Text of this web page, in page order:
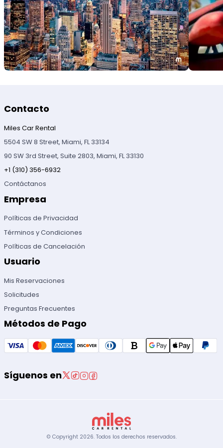
Contacto
Miles Car Rental
5504 SW 8 Street, Miami, FL 33134
90 SW 3rd Street, Suite 2803, Miami, FL 33130
+1 (310) 356-6932
Contáctanos
Empresa
Políticas de Privacidad
Términos y Condiciones
Políticas de Cancelación
Usuario
Mis Reservaciones
Solicitudes
Preguntas Frecuentes
Métodos de Pago
Síguenos en
© Copyright 2026. Todos los derechos reservados.